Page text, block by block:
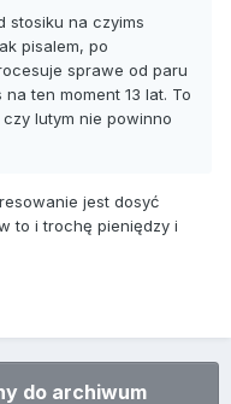
stosiku na czyims
pisalem, po
sprawe od paru
ten moment 13 lat. To
lutym nie powinno
jest dosyć
to i trochę pieniędzy i
do archiwum